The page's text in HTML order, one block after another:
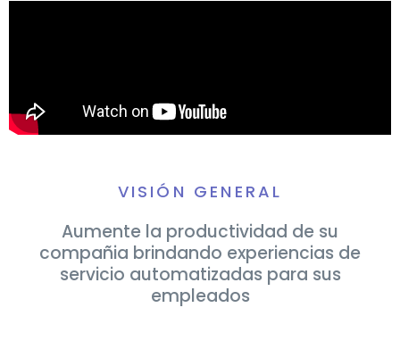
VISIÓN GENERAL
Aumente la productividad de su
compañia brindando experiencias de
servicio automatizadas para sus
empleados